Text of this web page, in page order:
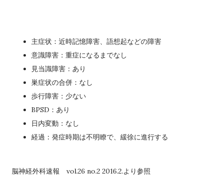
主症状：近時記憶障害、語想起などの障害
意識障害：重症になるまでなし
見当識障害：あり
巣症状の合併：なし
歩行障害：少ない
BPSD：あり
日内変動：なし
経過：発症時期は不明瞭で、緩徐に進行する
脳神経外科速報 vol.26 no.2 2016.2.より参照